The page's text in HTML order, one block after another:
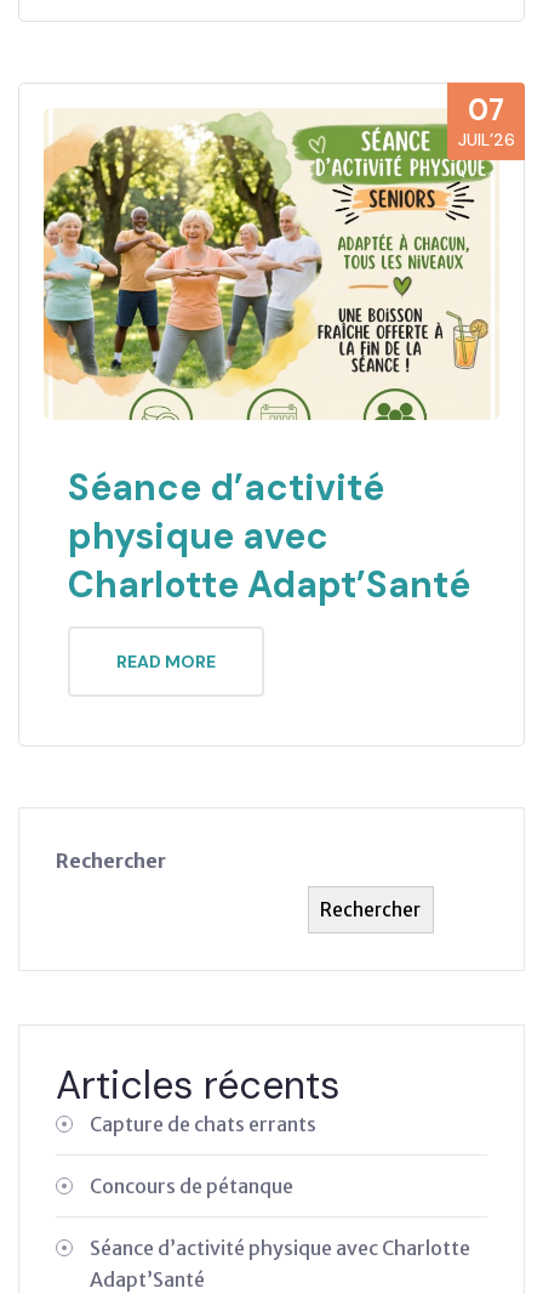
07
JUIL’26
Séance d’activité
physique avec
Charlotte Adapt’Santé
READ MORE
Rechercher
Rechercher
Articles récents
Capture de chats errants
Concours de pétanque
Séance d’activité physique avec Charlotte
Adapt’Santé